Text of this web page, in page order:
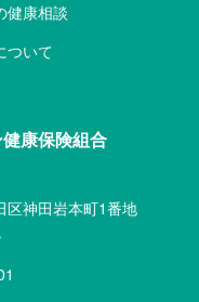
健康相談
ついて
康保険組合
区神田岩本町1番地